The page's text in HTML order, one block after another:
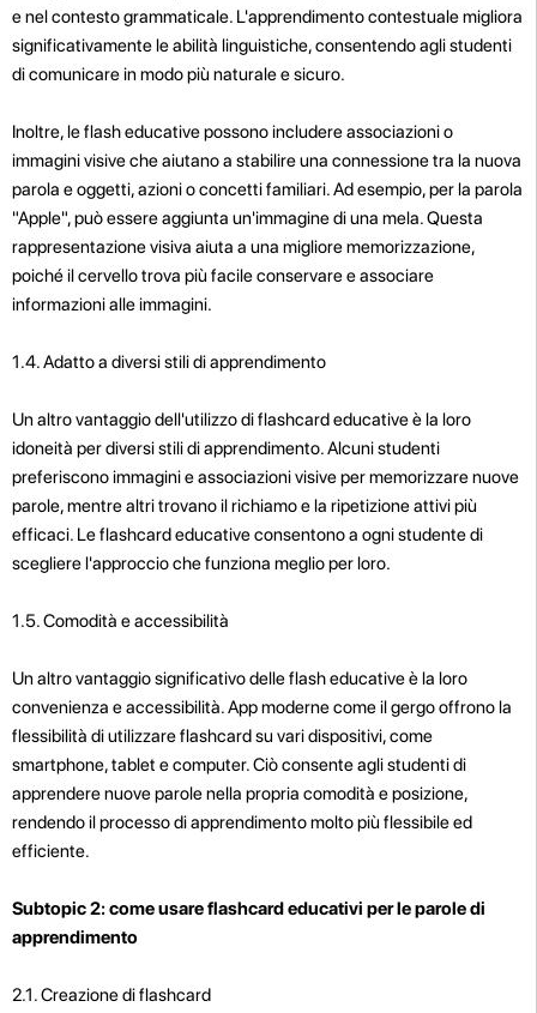
e nel contesto grammaticale. L'apprendimento contestuale migliora
significativamente le abilità linguistiche, consentendo agli studenti
di comunicare in modo più naturale e sicuro.
Inoltre, le flash educative possono includere associazioni o
immagini visive che aiutano a stabilire una connessione tra la nuova
parola e oggetti, azioni o concetti familiari. Ad esempio, per la parola
"Apple", può essere aggiunta un'immagine di una mela. Questa
rappresentazione visiva aiuta a una migliore memorizzazione,
poiché il cervello trova più facile conservare e associare
informazioni alle immagini.
1.4. Adatto a diversi stili di apprendimento
Un altro vantaggio dell'utilizzo di flashcard educative è la loro
idoneità per diversi stili di apprendimento. Alcuni studenti
preferiscono immagini e associazioni visive per memorizzare nuove
parole, mentre altri trovano il richiamo e la ripetizione attivi più
efficaci. Le flashcard educative consentono a ogni studente di
scegliere l'approccio che funziona meglio per loro.
1.5. Comodità e accessibilità
Un altro vantaggio significativo delle flash educative è la loro
convenienza e accessibilità. App moderne come il gergo offrono la
flessibilità di utilizzare flashcard su vari dispositivi, come
smartphone, tablet e computer. Ciò consente agli studenti di
apprendere nuove parole nella propria comodità e posizione,
rendendo il processo di apprendimento molto più flessibile ed
efficiente.
Subtopic 2: come usare flashcard educativi per le parole di
apprendimento
2.1. Creazione di flashcard